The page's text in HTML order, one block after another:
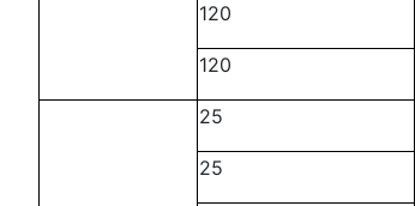
120
120
25
25